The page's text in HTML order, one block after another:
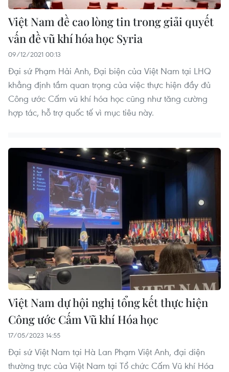
Việt Nam đề cao lòng tin trong giải quyết
vấn đề vũ khí hóa học Syria
09/12/2021 00:13
Đại sứ Phạm Hải Anh, Đại biện của Việt Nam tại LHQ
khẳng định tầm quan trọng của việc thực hiện đầy đủ
Công ước Cấm vũ khí hóa học cũng như tăng cường
hợp tác, hỗ trợ quốc tế vì mục tiêu này.
Việt Nam dự hội nghị tổng kết thực hiện
Công ước Cấm Vũ khí Hóa học
17/05/2023 14:55
Đại sứ Việt Nam tại Hà Lan Phạm Việt Anh, đại diện
thường trực của Việt Nam tại Tổ chức Cấm Vũ khí Hóa